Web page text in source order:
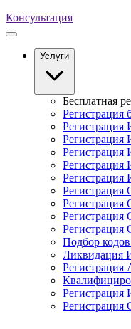
Консультация
Услуги
Бесплатная
Регистрация
Регистрация
Регистрация
Подбор
Ликвидация
Регистрация